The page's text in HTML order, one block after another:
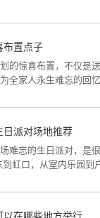
，你可以看看哪种更贴
布置点子
的惊喜布置，不仅是
全家人永生难忘的回
妨收下这份成人礼惊喜
你打造一场仪式感爆
日派对场地推荐
难忘的生日派对，是
到虹口，从室内乐园到
选择越来越丰富。不过
按类型为你盘点了上
以在哪些地方举行